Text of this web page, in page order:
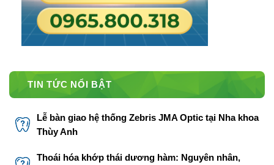
TIN TỨC NỔI BẬT
Lễ bàn giao hệ thống Zebris JMA Optic tại Nha khoa
Thùy Anh
Thoái hóa khớp thái dương hàm: Nguyên nhân,